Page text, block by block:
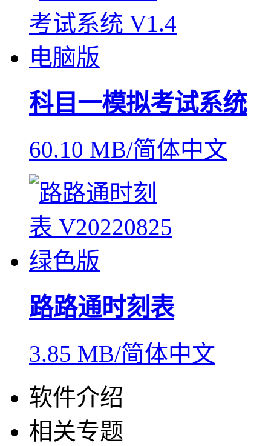
科目一模拟考试系统
60.10 MB/简体中文
路路通时刻表
3.85 MB/简体中文
软件介绍
相关专题